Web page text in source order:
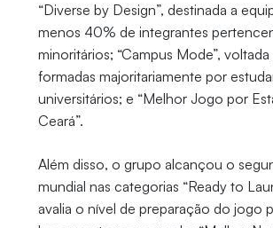
“Diverse by Design”, destinada a
menos 40% de integrantes
minoritários; “Campus Mode”,
formadas majoritariamente por
universitários; e “Melhor Jogo por
Ceará”.
Além disso, o grupo alcançou o
mundial nas categorias “Ready to
avalia o nível de preparação do jogo